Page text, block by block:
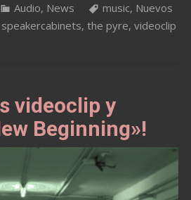
Audio, News music, Nuevos
speakercabinets, the pyre, videoclip
videoclip y
Beginning»!